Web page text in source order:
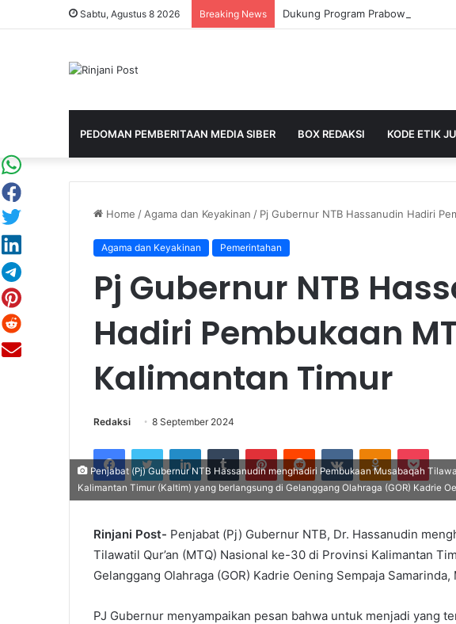
Sabtu, Agustus 8 2026 Breaking News
PEDOMAN PEMBERITAAN MEDIA SIBER BOX REDAKSI KODE ETIK
Home / Agama dan Keyakinan / Pj Gubernur NTB Hassanudin Hadiri
Agama dan Keyakinan Pemerintahan
Pj Gubernur NTB
Hadiri Pembukaan
Kalimantan Timur
Redaksi 8 September 2024
FacebookTwitter LinkedIn Tumblr PinterestReddit VKontakteOdnoklassniki
Penjabat (Pj) Gubernur NTB Hassanudin menghadiri Pembukaan Musabaqah
Kalimantan Timur (Kaltim) yang berlangsung di Gelanggang Olahraga (GOR) Kadrie
Rinjani Post- Penjabat (Pj) Gubernur NTB, Dr. Hassanudin
Tilawatil Qur’an (MTQ) Nasional ke-30 di Provinsi Kalimantan
Gelanggang Olahraga (GOR) Kadrie Oening Sempaja
PJ Gubernur menyampaikan pesan bahwa untuk menjadi yang